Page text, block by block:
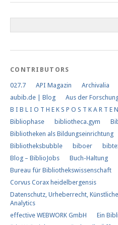
CONTRIBUTORS
027.7 API Magazin Archivalia
aubib.de | Blog
Aus der
B I B L I O T H E K S P O S T K A R T E N
Bibliophase
bibliotheca.gym
Bibliotheken als Bildungseinrichtung
Bibliotheksbubble
biboer
Blog – BiblioJobs
Buch-Haltung
Bureau für Bibliothekswissenschaft
Corvus Corax heidelbergensis
Datenschutz, Urheberrecht,
Analytics
effective WEBWORK GmbH
Ein